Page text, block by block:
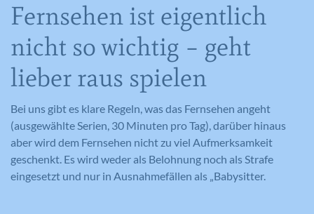
Fernsehen ist eigentlich
nicht so wichtig – geht
lieber raus spielen
Bei uns gibt es klare Regeln, was das Fernsehen angeht
(ausgewählte Serien, 30 Minuten pro Tag), darüber hinaus
aber wird dem Fernsehen nicht zu viel Aufmerksamkeit
geschenkt. Es wird weder als Belohnung noch als Strafe
eingesetzt und nur in Ausnahmefällen als „Babysitter.
Zweck
Dieses Cookie wird verwendet, um Ihre
Cookie-Einstellungen für diese Website
zu speichern.
Zweck
Wird von Google Analytics verwendet,
um die Anforderungsrate
einzuschränken.
Anbieter Google Analytics
Laufzeit 1 Tag
Zweck
Wird zum Entsperren von Google Maps
Inhalten verwendet.
Name GPS
Anbieter YouTube
Laufzeit 1 Tag
Registriert eine eindeutige ID auf